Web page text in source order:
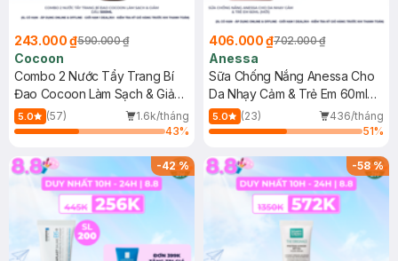
243.000 ₫590.000 ₫
Cocoon
Combo 2 Nước Tẩy Trang Bí
Đao Cocoon Làm Sạch & Giảm
Dầu 500ml
5.0 (57)
1.6k/tháng
43%
406.000 ₫702.000 ₫
Anessa
Sữa Chống Nắng Anessa Cho
Da Nhạy Cảm & Trẻ Em 60ml
(Mới)
5.0 (23)
436/tháng
51%
-42% -58%